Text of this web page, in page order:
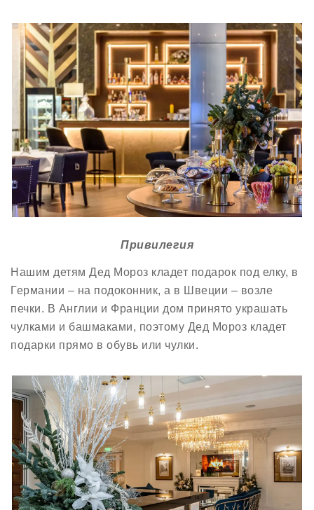
Привилегия
Нашим детям Дед Мороз кладет подарок под елку, в
Германии – на подоконник, а в Швеции – возле
печки. В Англии и Франции дом принято украшать
чулками и башмаками, поэтому Дед Мороз кладет
подарки прямо в обувь или чулки.